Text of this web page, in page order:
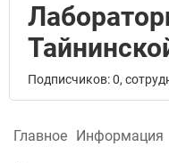
Подписчиков: 0,
Главное Информация